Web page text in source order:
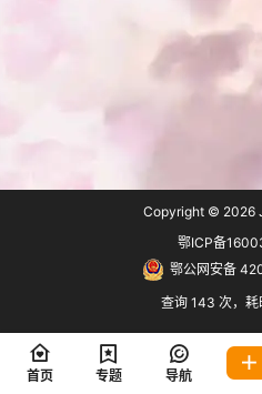
Copyright © 2026
鄂ICP备
鄂公网安备
查询 143 次，
首页 专题 导航